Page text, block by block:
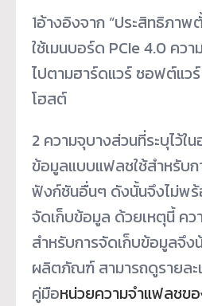
1อ้างอิงจาก “ประสิทธิภาพ
ใช้เมนบอร์ด PCIe 4.0 คว
ไปตามฮาร์ดแวร์ ซอฟต์แวร์
โฮสต์
2 ความจุบางส่วนที่ระบุไว้ใ
ข้อมูลแบบแฟลชใช้สำหรับ
ฟังก์ชันอื่นๆ ดังนั้นจึงไม่พร้
จัดเก็บข้อมูล ด้วยเหตุนี้ ค
สำหรับการจัดเก็บข้อมูลจึง
ผลิตภัณฑ์ สามารถดูรายละ
คู่มือหน่วยความจำแฟลชข